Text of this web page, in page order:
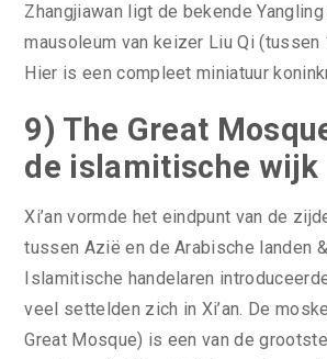
Zhangjiawan ligt de bekende
mausoleum van keizer Liu Qi (tussen
Hier is een compleet miniatuur
9) The Great
de islamitische wijk
Xi’an vormde het eindpunt van de
tussen Azië en de Arabische landen
Islamitische handelaren
veel settelden zich in Xi’an. De
Great Mosque) is een van de